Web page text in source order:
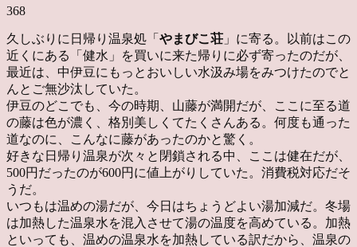
368
久しぶりに日帰り温泉処「 やまびこ荘 」に寄る。以前はこの
近くにある「健水」を買いに来た帰りに必ず寄ったのだが、
最近は、中伊豆にもっとおいしい水汲み場をみつけたのでと
んとご無沙汰していた。
伊豆のどこでも、今の時期、山藤が満開だが、ここに至る道
の藤は色が濃く、格別美しくてたくさんある。何度も通った
道なのに、こんなに藤があったのかと驚く。
好きな日帰り温泉が次々と閉鎖される中、ここは健在だが、
500円だったのが600円に値上がりしていた。消費税対応だそ
うだ。
いつもは温めの湯だが、今日はちょうどよい湯加減だ。冬場
は加熱した温泉水を混入させて湯の温度を高めている。加熱
といっても、温めの温泉水を加熱している訳だから、温泉の